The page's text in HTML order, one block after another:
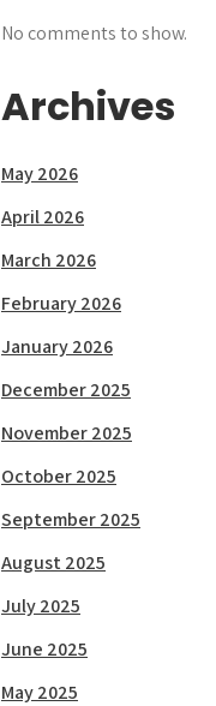
No comments to show.
Archives
May 2026
April 2026
March 2026
February 2026
January 2026
December 2025
November 2025
October 2025
September 2025
August 2025
July 2025
June 2025
May 2025